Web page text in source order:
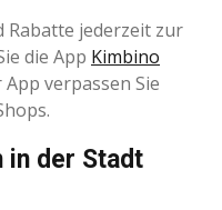
Rabatte jederzeit zur
die App Kimbino
verpassen Sie
in der Stadt